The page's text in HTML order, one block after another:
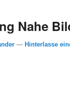
Nahe
— Hinterlasse